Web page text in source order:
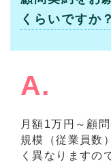
くらいですか？
A.
月額1万円～顧
規模（従業員数
く異なりますの